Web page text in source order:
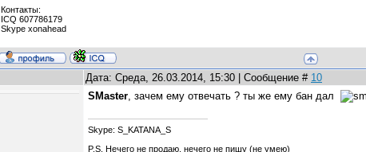
Контакты:
ICQ 607786179
Skype xonahead
Дата: Среда, 26.03.2014, 15:30 | Сообщение # 10
SMaster, зачем ему отвечать ? ты же ему бан дал
Skype: S_KATANA_S
P.S. Нечего не продаю, нечего не пишу (не умею)